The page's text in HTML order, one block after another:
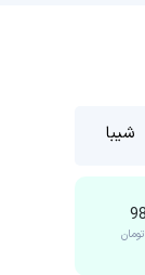
شیبا
تومان